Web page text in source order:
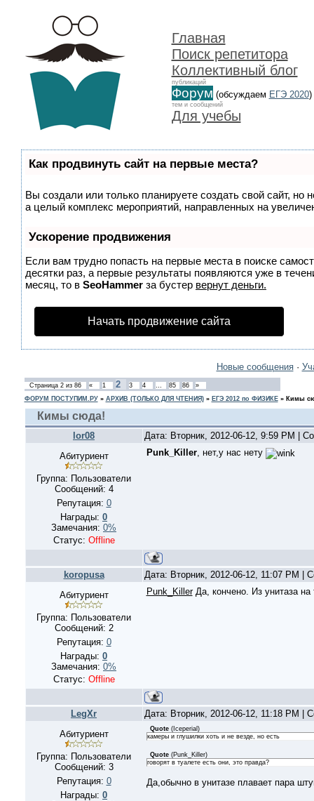
Главная
Поиск репетитора
Коллективный блог
публикаций
Форум (обсуждаем ЕГЭ 2020)
тем и сообщений
Для учебы
Как продвинуть сайт на первые места?
Вы создали или только планируете создать свой сайт, но
а целый комплекс мероприятий, направленных на
Ускорение продвижения
Если вам трудно попасть на первые места в поиске
десятки раз, а первые результаты появляются уже в
месяц, то в SeoHammer за бустер вернут деньги.
Начать продвижение сайта
Новые сообщения·
Страница 2из 86 « 1 2 3 4 … 85 86
»
ФОРУМ ПОСТУПИМ.РУ» АРХИВ (ТОЛЬКО ДЛЯ ЧТЕНИЯ)» ЕГЭ 2012 по ФИЗИКЕ» Кимы
Кимы сюда!
lor08
Дата: Вторник, 2012-06-12, 9:59 PM |
Абитуриент
Группа: Пользователи
Сообщений: 4
Репутация: 0
Награды: 0
Замечания: 0%
Статус: Offline
Punk_Killer, нет,у нас нету
koropusa
Дата: Вторник, 2012-06-12, 11:07 PM |
Абитуриент
Группа: Пользователи
Сообщений: 2
Репутация: 0
Награды: 0
Замечания: 0%
Статус: Offline
Punk_KillerДа, кончено. Из унитаза на
LegXr
Дата: Вторник, 2012-06-12, 11:18 PM |
Абитуриент
Группа: Пользователи
Сообщений: 3
Репутация: 0
Награды: 0
Quote(Iceperial )
камеры и глушилки хоть и не везде, но есть
Quote(Punk_Killer)
говорят в туалете есть они, это правда?
Да,обычно в унитазе плавает пара